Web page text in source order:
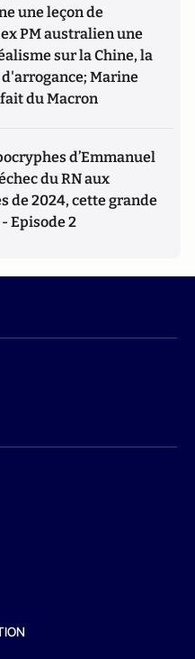
une leçon de
PM australien une
sur la Chine, la
d'arrogance; Marine
du Macron
d’Emmanuel
du RN aux
de 2024, cette grande
Episode 2